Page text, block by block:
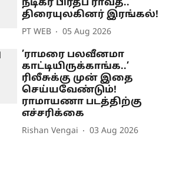
நடிகர் பிரதீப் ராவத்..
திரையுலகினர் இரங்கல்!
PT WEB 05 Aug 2026
’ராமரை பலவீனமா
காட்டியிருக்காங்க..’
ரிலீசுக்கு முன் இதை
செய்யவேண்டும்!
ராமாயணா படத்திற்கு
எச்சரிக்கை
Rishan Vengai 03 Aug 2026